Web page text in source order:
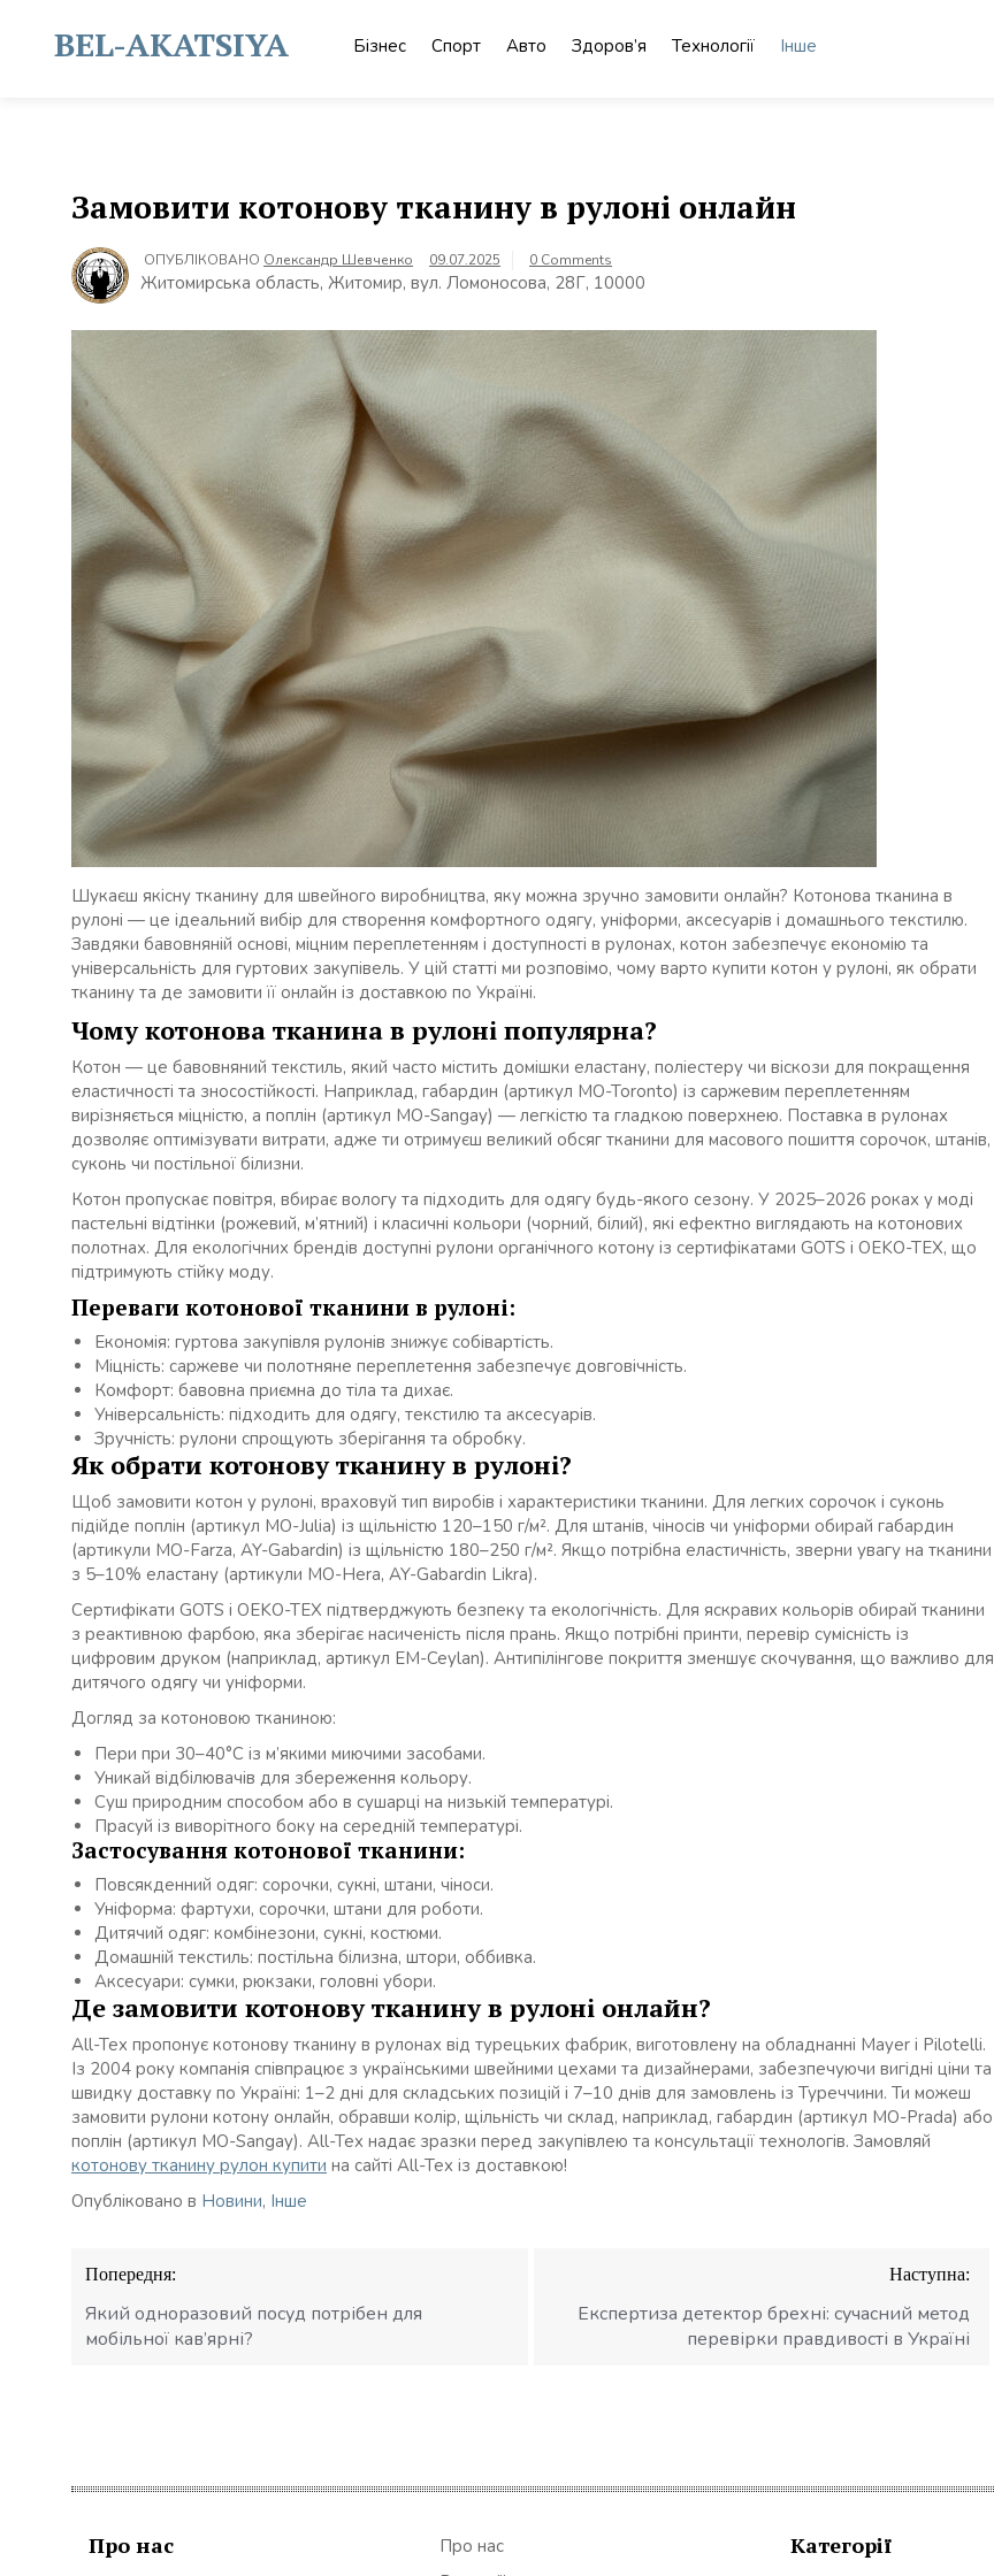
contentBEL-AKATSIYA Бізнес Спорт Авто Здоров’я Технології Інше
Замовити котонову тканину в рулоні онлайн
ОПУБЛІКОВАНО Олександр Шевченко 09.07.2025 0 Comments
Житомирська область, Житомир, вул. Ломоносова, 28Г, 10000
Шукаєш якісну тканину для швейного виробництва, яку можна зручно замовити онлайн? Котонова тканина в
рулоні — це ідеальний вибір для створення комфортного одягу, уніформи, аксесуарів і домашнього текстилю.
Завдяки бавовняній основі, міцним переплетенням і доступності в рулонах, котон забезпечує економію та
універсальність для гуртових закупівель. У цій статті ми розповімо, чому варто купити котон у рулоні, як обрати
тканину та де замовити її онлайн із доставкою по Україні.
Чому котонова тканина в рулоні популярна?
Котон — це бавовняний текстиль, який часто містить домішки еластану, поліестеру чи віскози для покращення
еластичності та зносостійкості. Наприклад, габардин (артикул MO-Toronto) із саржевим переплетенням
вирізняється міцністю, а поплін (артикул MO-Sangay) — легкістю та гладкою поверхнею. Поставка в рулонах
дозволяє оптимізувати витрати, адже ти отримуєш великий обсяг тканини для масового пошиття сорочок, штанів,
суконь чи постільної білизни.
Котон пропускає повітря, вбирає вологу та підходить для одягу будь-якого сезону. У 2025–2026 роках у моді
пастельні відтінки (рожевий, м’ятний) і класичні кольори (чорний, білий), які ефектно виглядають на котонових
полотнах. Для екологічних брендів доступні рулони органічного котону із сертифікатами GOTS і OEKO-TEX, що
підтримують стійку моду.
Переваги котонової тканини в рулоні:
Економія: гуртова закупівля рулонів знижує собівартість.
Міцність: саржеве чи полотняне переплетення забезпечує довговічність.
Комфорт: бавовна приємна до тіла та дихає.
Універсальність: підходить для одягу, текстилю та аксесуарів.
Зручність: рулони спрощують зберігання та обробку.
Як обрати котонову тканину в рулоні?
Щоб замовити котон у рулоні, враховуй тип виробів і характеристики тканини. Для легких сорочок і суконь
підійде поплін (артикул MO-Julia) із щільністю 120–150 г/м². Для штанів, чіносів чи уніформи обирай габардин
(артикули MO-Farza, AY-Gabardin) із щільністю 180–250 г/м². Якщо потрібна еластичність, зверни увагу на тканини
з 5–10% еластану (артикули MO-Hera, AY-Gabardin Likra).
Сертифікати GOTS і OEKO-TEX підтверджують безпеку та екологічність. Для яскравих кольорів обирай тканини
з реактивною фарбою, яка зберігає насиченість після прань. Якщо потрібні принти, перевір сумісність із
цифровим друком (наприклад, артикул EM-Ceylan). Антипілінгове покриття зменшує скочування, що важливо для
дитячого одягу чи уніформи.
Догляд за котоновою тканиною:
Пери при 30–40°C із м’якими миючими засобами.
Уникай відбілювачів для збереження кольору.
Суш природним способом або в сушарці на низькій температурі.
Прасуй із виворітного боку на середній температурі.
Застосування котонової тканини:
Повсякденний одяг: сорочки, сукні, штани, чіноси.
Уніформа: фартухи, сорочки, штани для роботи.
Дитячий одяг: комбінезони, сукні, костюми.
Домашній текстиль: постільна білизна, штори, оббивка.
Аксесуари: сумки, рюкзаки, головні убори.
Де замовити котонову тканину в рулоні онлайн?
All-Tex пропонує котонову тканину в рулонах від турецьких фабрик, виготовлену на обладнанні Mayer і Pilotelli.
Із 2004 року компанія співпрацює з українськими швейними цехами та дизайнерами, забезпечуючи вигідні ціни та
швидку доставку по Україні: 1–2 дні для складських позицій і 7–10 днів для замовлень із Туреччини. Ти можеш
замовити рулони котону онлайн, обравши колір, щільність чи склад, наприклад, габардин (артикул MO-Prada) або
поплін (артикул MO-Sangay). All-Tex надає зразки перед закупівлею та консультації технологів. Замовляй
котонову тканину рулон купити на сайті All-Tex із доставкою!
Опубліковано в Новини, Інше
Навігація
записів
Попередня:
Який одноразовий посуд потрібен для
мобільної кав’ярні?
Наступна:
Експертиза детектор брехні: сучасний метод
перевірки правдивості в Україні
Про нас
Про нас
Категорії